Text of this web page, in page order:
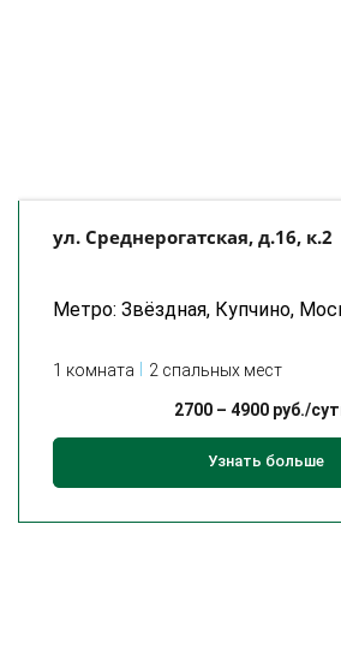
ул. Среднерогатская, д.16, к.2
Метро: Звёздная, Купчино,
1 комната 2 спальных мест
2700– 4900руб./
Узнать больше